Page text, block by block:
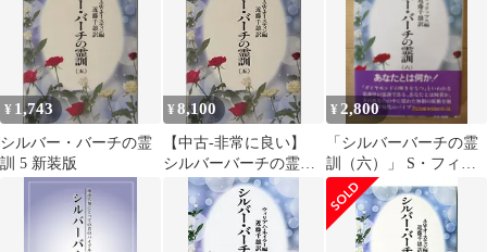
¥ 1,743
シルバー・バーチの霊
訓 5 新装版
¥8,100
【中古-非常に良い】
シルバーバーチの霊訓
〈5〉
¥ 2,800
「シルバーバーチの霊
訓（六）」 S・フィリ
ップス 編、近藤 千雄
訳